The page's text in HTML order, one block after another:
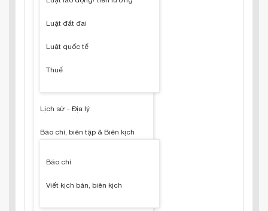
Luật đất đai
Luật quốc tế
Thuế
Lịch sử - Địa lý
Báo chí, biên tập & Biên kịch
Báo chí
Viết kịch bản, biên kịch